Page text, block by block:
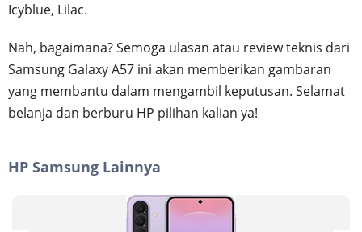
Icyblue, Lilac.
Nah, bagaimana? Semoga ulasan atau review teknis dari
Samsung Galaxy A57 ini akan memberikan gambaran
yang membantu dalam mengambil keputusan. Selamat
belanja dan berburu HP pilihan kalian ya!
HP Samsung Lainnya